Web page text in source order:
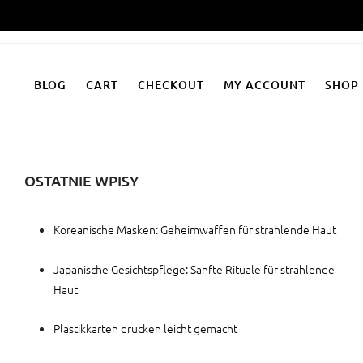
Inhalt
BLOG CART CHECKOUT MY ACCOUNT SHOP
OSTATNIE WPISY
Koreanische Masken: Geheimwaffen für strahlende Haut
Japanische Gesichtspflege: Sanfte Rituale für strahlende
Haut
Plastikkarten drucken leicht gemacht